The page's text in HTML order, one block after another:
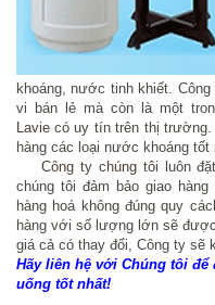
khoáng, nước tinh khiết.
vi bán lẻ mà còn là một
Lavie có uy tín trên thị trường.
hàng các loại nước khoáng
Công ty chúng tôi
luôn
chúng tôi đảm bảo giao
hàng hoá không đúng quy
hàng với số lượng lớn sẽ
giá cả có thay đổi, Công ty sẽ
Hãy liên hệ với Chúng tôi
uống tốt nhất!